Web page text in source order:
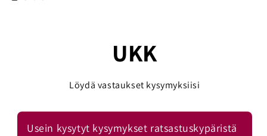
UKK
Löydä vastaukset kysymyksiisi
Usein kysytyt kysymykset ratsastuskypäristä